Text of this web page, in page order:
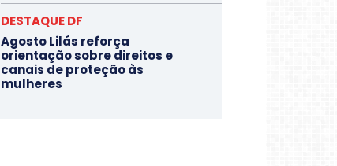
DESTAQUE DF
Agosto Lilás reforça
orientação sobre direitos e
canais de proteção às
mulheres